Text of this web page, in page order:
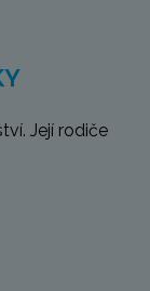
Její rodiče